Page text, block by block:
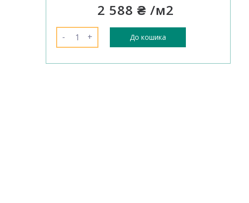
2 588 ₴ /м2
- + До кошика